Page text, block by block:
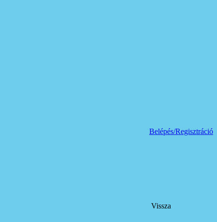
Belépés/Regisztráció
Vissza